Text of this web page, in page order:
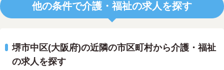
他の条件で介護・福祉の求人を探す
堺市中区(大阪府)の近隣の市区町村から介護・福祉
の求人を探す